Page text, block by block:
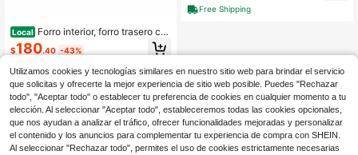
Local Forro interior, forro trasero co
mpatible con JK/JKU 2007-2018 d
e 2/4 puertas, guardabarros de acer
o con estilo de montaje, cubiertas d
e guardabarros, resistente a los ara
ñazos
$180.40 -43%
Envío gratis
Free Shipping
Utilizamos cookies y tecnologías similares en nuestro sitio web para brindar el servicio
que solicitas y ofrecerte la mejor experiencia de sitio web posible. Puedes "Rechazar
todo", "Aceptar todo" o establecer tu preferencia de cookies en cualquier momento a tu
elección. Al seleccionar "Aceptar todo", estableceremos todas las cookies opcionales,
que nos ayudan a analizar el tráfico, ofrecer funcionalidades mejoradas y personalizar
el contenido y los anuncios para complementar tu experiencia de compra con SHEIN.
Al seleccionar "Rechazar todo", permites el uso de cookies estrictamente necesarias